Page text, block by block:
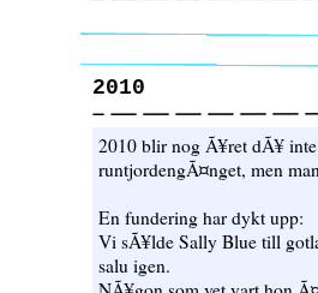
2010
2010 blir nog Ã¥ret dÃ¥
runtjordengÃ¤nget, men
En fundering har dykt upp:
Vi sÃ¥lde Sally Blue till
salu igen.